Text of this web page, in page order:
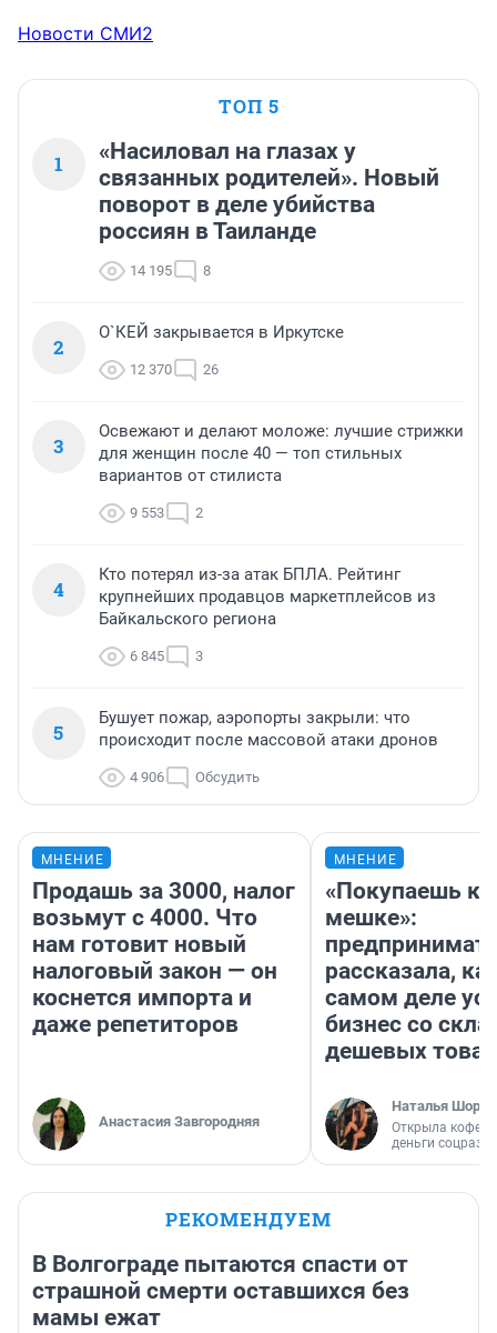
Новости СМИ2
ТОП 5
1
«Насиловал на глазах у
связанных родителей». Новый
поворот в деле убийства
россиян в Таиланде
14 195 8
2
О`КЕЙ закрывается в Иркутске
12 370 26
3
Освежают и делают моложе: лучшие стрижки
для женщин после 40 — топ стильных
вариантов от стилиста
9 553 2
4
Кто потерял из-за атак БПЛА. Рейтинг
крупнейших продавцов маркетплейсов из
Байкальского региона
6 845 3
5
Бушует пожар, аэропорты закрыли: что
происходит после массовой атаки дронов
4 906 Обсудить
МНЕНИЕ
Продашь за 3000, налог
возьмут с 4000. Что
нам готовит новый
налоговый закон — он
коснется импорта и
даже репетиторов
Анастасия Завгородняя
МНЕНИЕ
«Покупаешь
мешке»:
рассказала,
самом деле
бизнес со
дешевых
Наталья
Открыла
деньги
РЕКОМЕНДУЕМ
В Волгограде пытаются спасти от
страшной смерти оставшихся без
мамы ежат